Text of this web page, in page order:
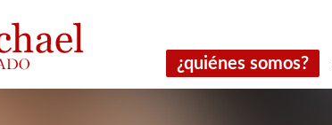
¿quiénes somos?